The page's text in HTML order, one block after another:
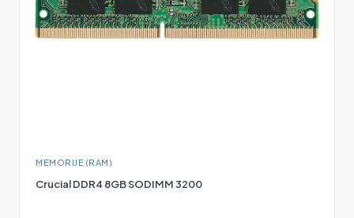
MEMORIJE (RAM)
Crucial DDR4 8GB SODIMM 3200